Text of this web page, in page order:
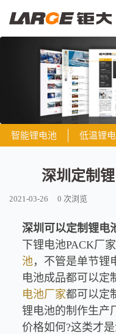
智能锂电池 低温锂
深圳定制
2021-03-26 0 次浏览
深圳可以定制锂电
下锂电池PACK厂
池，不管是单节锂
电池成品都可以定
电池厂家都可以定
锂电池的制作生产
价格如何?这类才是